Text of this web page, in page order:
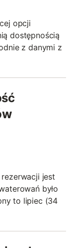
opcji
dostępnością
z danymi z
jest
było
to lipiec (34